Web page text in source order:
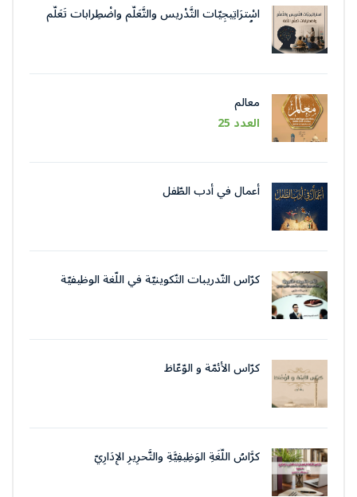
اسْترَاتِيجِيّات التَّدْريس والتَّعَلُّم واضْطِرابات تَعَلُّم
معالم
العدد 25
أعمال في أدب الطّفل
كرّاس التّدريبات التّكوينيّة في اللّغة الوظيفيّة
كرّاس الأئمّة و الوّعّاظ
كرَّاسُ اللُّغَةِ الوَظِيفِيَّةِ والتَّحرِيرِ الإِدَارِيّ